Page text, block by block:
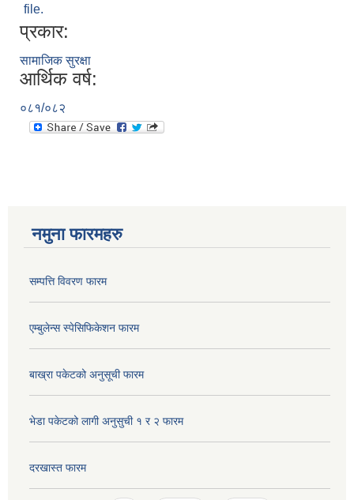
file.
प्रकार:
सामाजिक सुरक्षा
आर्थिक वर्ष:
०८१/०८२
नमुना फारमहरु
सम्पत्ति विवरण फारम
एम्बुलेन्स स्पेसिफिकेशन फारम
बाख्रा पकेटको अनुसूची फारम
भेडा पकेटको लागी अनुसुची १ र २ फारम
दरखास्त फारम